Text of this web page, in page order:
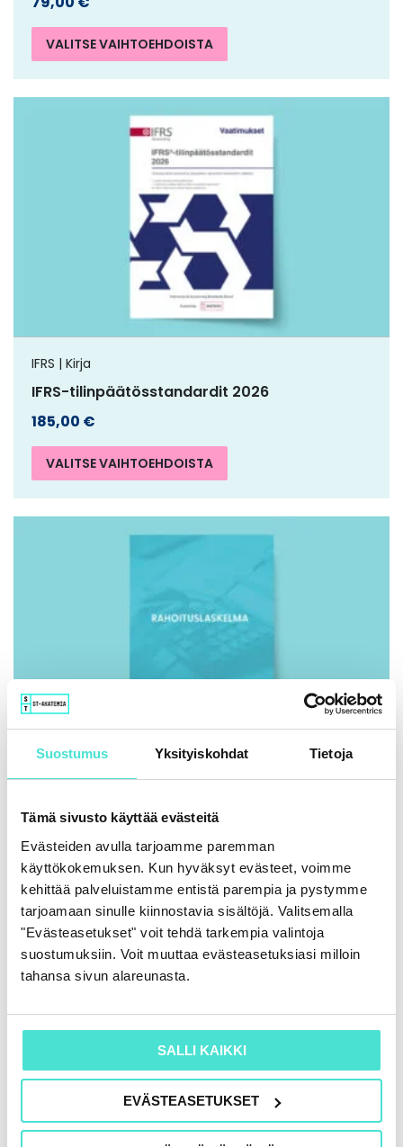
Suostumus Yksityiskohdat Tietoja
Tämä sivusto käyttää evästeitä
Evästeiden avulla tarjoamme paremman
käyttökokemuksen. Kun hyväksyt evästeet, voimme
kehittää palveluistamme entistä parempia ja pystymme
tarjoamaan sinulle kiinnostavia sisältöjä. Valitsemalla
"Evästeasetukset" voit tehdä tarkempia valintoja
suostumuksiin. Voit muuttaa evästeasetuksiasi milloin
tahansa sivun alareunasta.
SALLI KAIKKI
EVÄSTEASETUKSET
VALITSE VAIHTOEHDOISTA
IFRS | Kirja
IFRS-tilinpäätösstandardit 2026
185,00 €
VALITSE VAIHTOEHDOISTA
IFRS | Kirja
Rahoituslaskelma
86,00€ (+ alv)
LISÄÄ OSTOSKORIIN
KAIKKI KIRJAT